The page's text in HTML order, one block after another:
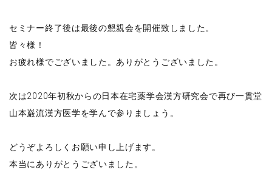
セミナー終了後は最後の懇親会を開催致しました。
皆々様！
お疲れ様でございました。ありがとうございました。
次は2020年初秋からの日本在宅薬学会漢方研究会で再び一貫堂
山本巌流漢方医学を学んで参りましょう。
どうぞよろしくお願い申し上げます。
本当にありがとうございました。